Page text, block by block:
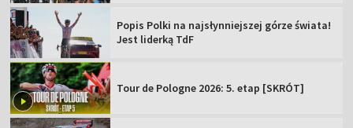
Popis Polki na najsłynniejszej górze świata!
Jest liderką TdF
Tour de Pologne 2026: 5. etap [SKRÓT]